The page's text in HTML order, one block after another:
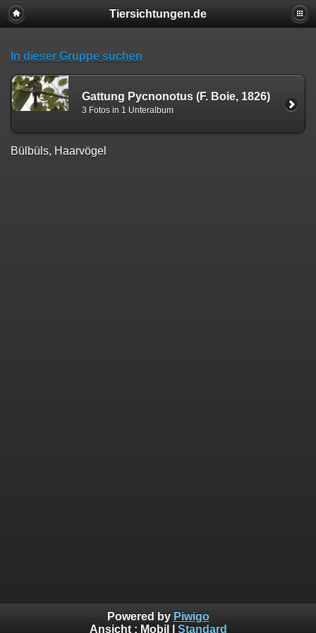
Tiersichtungen.de
In dieser Gruppe suchen
Gattung Pycnonotus (F. Boie, 1826)
3 Fotos in 1 Unteralbum
Bülbüls, Haarvögel
Powered by Piwigo
Ansicht : Mobil Standard